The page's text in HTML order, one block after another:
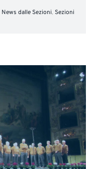
News dalle Sezioni, Sezioni